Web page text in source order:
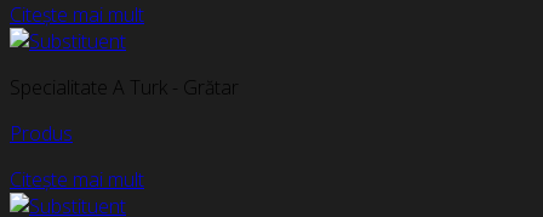
Citește mai mult
Specialitate A Turk - Grătar
Produs
Citește mai mult